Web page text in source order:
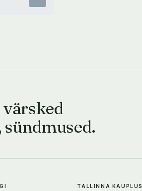
TALLINNA KAUPLUS